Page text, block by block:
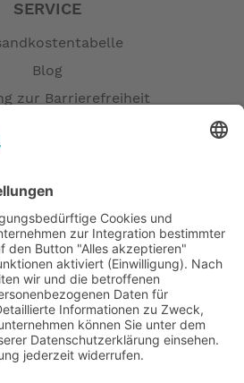
SERVICE
Blog
zur Barrierefreiheit
und Versand
Datenschutz
Fernabsatz
MS